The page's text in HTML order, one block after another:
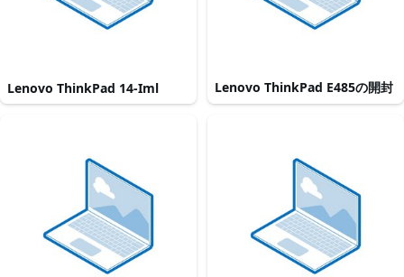
Lenovo ThinkPad 14-Iml Lenovo ThinkPad E485の開封